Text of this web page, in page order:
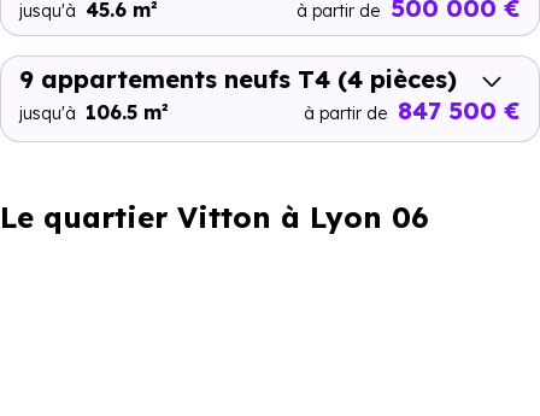
jusqu'à 45.6 m² à partir de 500 000 €
9 appartements neufs T4 (4 pièces)
jusqu'à 106.5 m² à partir de 847 500 €
Le quartier Vitton à Lyon 06